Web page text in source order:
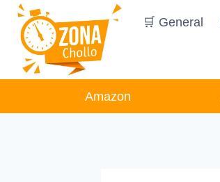
Saltar
contenido
🛒 General
Amazon